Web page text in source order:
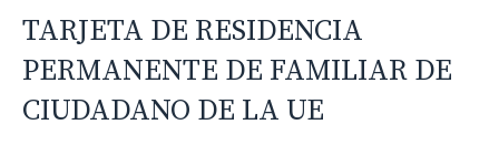
TARJETA DE RESIDENCIA
PERMANENTE DE FAMILIAR DE
CIUDADANO DE LA UE